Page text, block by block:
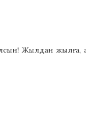
Жылдан жылға,